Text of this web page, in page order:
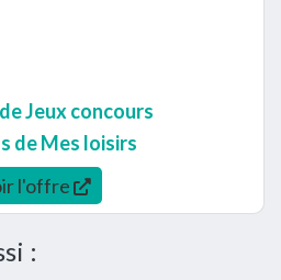
Jeux concours
de Mes loisirs
l'offre
: